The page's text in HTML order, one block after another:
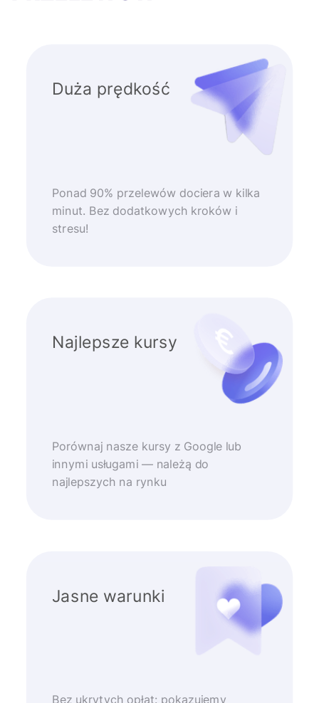
Duża prędkość
Ponad 90% przelewów dociera w kilka
minut. Bez dodatkowych kroków i
stresu!
Najlepsze kursy
Porównaj nasze kursy z Google lub
innymi usługami — należą do
najlepszych na rynku
Jasne warunki
Bez ukrytych opłat: pokazujemy